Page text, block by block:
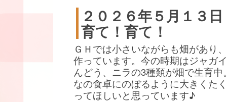
２０２６年５月１３日
育て！育て！
ＧＨでは小さいながらも畑があり
作っています。今の時期はジャガ
んどう、ニラの3種類が畑で生育中
なの食卓にのぼるように大きくた
ってほしいと思っています♪